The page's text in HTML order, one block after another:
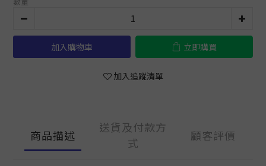
加入購物車 立即購買
加入追蹤清單
商品描述
送貨及付款方
式
顧客評價